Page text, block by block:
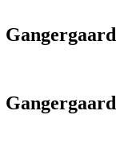
Gangergaard
Gangergaard